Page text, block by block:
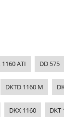
1160 ATI DD 575
DKTD 1160 M
DKX 1160 DKT